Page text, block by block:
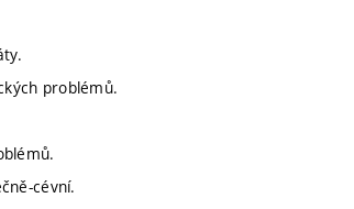
problémů.
cévní.